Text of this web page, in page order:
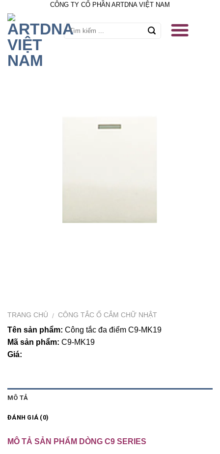
content
CÔNG TY CỔ PHẦN ARTDNA VIỆT NAM
TRANG CHỦ / CÔNG TẮC Ổ CẮM CHỮ NHẬT
Tên sản phẩm: Công tắc đa điểm C9-MK19
Mã sản phẩm: C9-MK19
Giá:
MÔ TẢ
ĐÁNH GIÁ (0)
MÔ TẢ SẢN PHẨM DÒNG C9 SERIES